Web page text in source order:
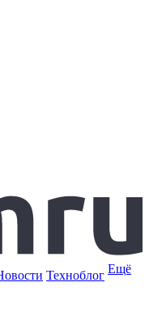
Техноблог Ещё